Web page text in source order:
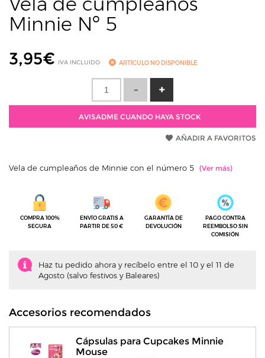
Minnie Nº 5
3,95€ IVA INCLUIDO ARTÍCULO NO DISPONIBLE
AVISADME CUANDO HAYA STOCK
AÑADIR A FAVORITOS
Vela de cumpleaños de Minnie con el número 5
COMPRA 100%
SEGURA
ENVÍO GRATIS A
PARTIR DE 50 €
GARANTÍA DE
DEVOLUCIÓN
PAGO CONTRA
REEMBOLSO SIN
COMISIÓN
Haz tu pedido ahora y recíbelo entre el 10 y el 11 de
Agosto (salvo festivos y Baleares)
Accesorios recomendados
Cápsulas para Cupcakes Minnie
Mouse